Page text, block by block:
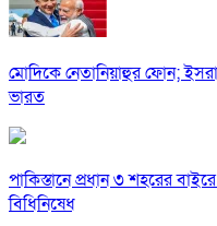
মোদিকে নেতানিয়াহুর ফোন;
ভারত
পাকিস্তানে প্রধান ৩ শহরের
বিধিনিষেধ